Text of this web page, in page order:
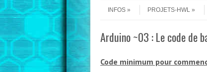
Menu
INFOS
PROJETS-HWL
Arduino ~03 : Le code de
Code minimum pour